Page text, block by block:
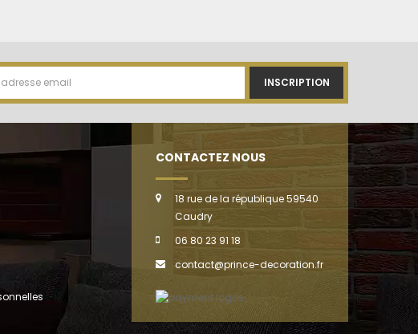
INSCRIPTION
CONTACTEZ NOUS
18 rue de la république 59540
Caudry
06 80 23 91 18
contact@prince-decoration.fr